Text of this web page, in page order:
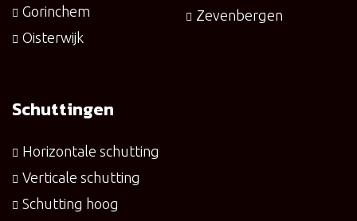
Gorinchem
Oisterwijk
Zevenbergen
Schuttingen
Horizontale schutting
Verticale schutting
Schutting hoog